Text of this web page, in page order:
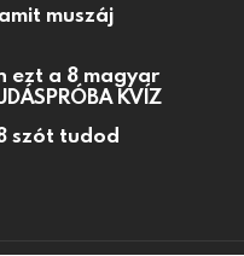
muszáj
ezt a 8 magyar
KVÍZ
szót tudod